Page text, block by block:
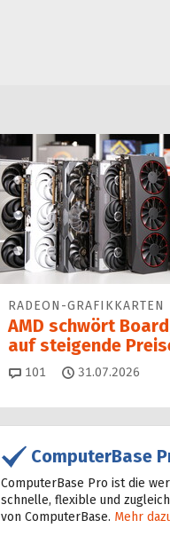
RADEON-GRAFIKKARTEN
AMD schwört
auf steigende
101 Kommentare
31.07.2026
ComputerBase
ComputerBase Pro ist die
schnelle, flexible und
von ComputerBase. Mehr